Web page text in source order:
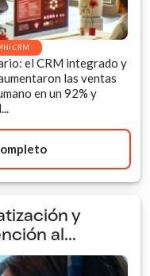
CRM
el CRM integrado y
las ventas
en un 92% y
y
al...